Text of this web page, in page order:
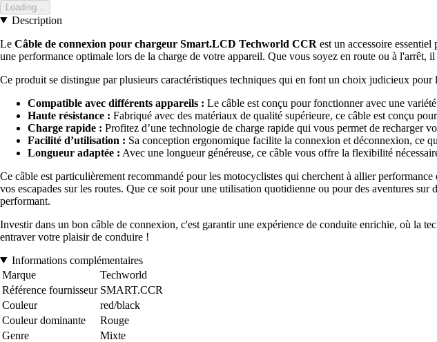
Loading...
Description
Le Câble de connexion pour chargeur Smart.LCD Techworld CCR est un accessoire
une performance optimale lors de la charge de votre appareil. Que vous soyez en route ou à
Ce produit se distingue par plusieurs caractéristiques techniques qui en font un choix judicieux pour
Compatible avec différents appareils : Le câble est conçu pour fonctionner avec une
Haute résistance : Fabriqué avec des matériaux de qualité supérieure, ce câble est conçu
Charge rapide : Profitez d’une technologie de charge rapide qui vous permet de recharger
Facilité d’utilisation : Sa conception ergonomique facilite la connexion et déconnexion, ce
Longueur adaptée : Avec une longueur généreuse, ce câble vous offre la flexibilité
Ce câble est particulièrement recommandé pour les motocyclistes qui cherchent à allier
vos escapades sur les routes. Que ce soit pour une utilisation quotidienne ou pour des aventures
performant.
Investir dans un bon câble de connexion, c'est garantir une expérience de conduite enrichie, où la
entraver votre plaisir de conduire !
Informations complémentaires
Marque
Techworld
Référence fournisseur SMART.CCR
Couleur
red/black
Couleur dominante
Rouge
Genre
Mixte